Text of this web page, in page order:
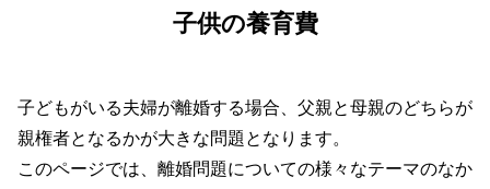
子供の養育費
子どもがいる夫婦が離婚する場合、父親と母親のどちらが
親権者となるかが大きな問題となります。
このページでは、離婚問題についての様々なテーマのなか